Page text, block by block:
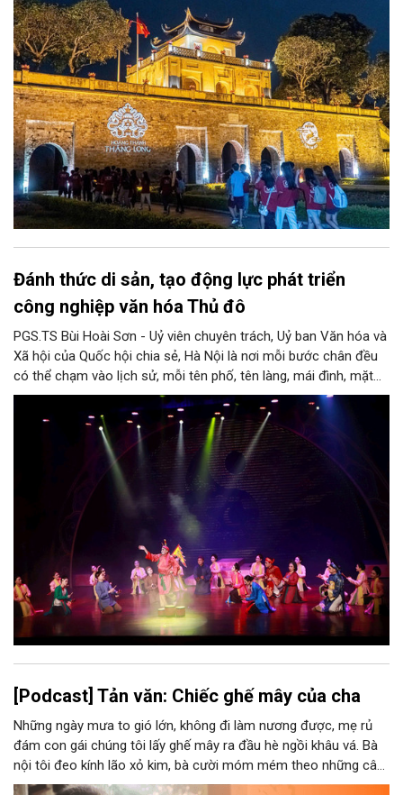
triển kinh tế di sản”.
Đánh thức di sản, tạo động lực phát triển
công nghiệp văn hóa Thủ đô
PGS.TS Bùi Hoài Sơn - Uỷ viên chuyên trách, Uỷ ban Văn hóa và
Xã hội của Quốc hội chia sẻ, Hà Nội là nơi mỗi bước chân đều
có thể chạm vào lịch sử, mỗi tên phố, tên làng, mái đình, mặt
hồ, nếp nhà, câu hát, món ăn, làn điệu, nghề thủ công đều có
thể kể một câu chuyện về chiều sâu văn hiến của dân tộc.
Nhưng trong kỷ nguyên mới, câu hỏi đặt ra không chỉ Hà Nội có
bao nhiêu di sản, bao nhiêu văn nghệ sĩ, trí thức, không gian ký
ức, mà là làm thế nào để những giá trị ấy trở thành nguồn lực
phát triển, thành sức mạnh mềm, thành động lực sáng tạo,
thành năng lực cạnh tranh của Thủ đô.
[Podcast] Tản văn: Chiếc ghế mây của cha
Những ngày mưa to gió lớn, không đi làm nương được, mẹ rủ
đám con gái chúng tôi lấy ghế mây ra đầu hè ngồi khâu vá. Bà
nội tôi đeo kính lão xỏ kim, bà cười móm mém theo những câu
chuyện kể tếu táo của đám trẻ chúng tôi. Chiếc ghế mây phát